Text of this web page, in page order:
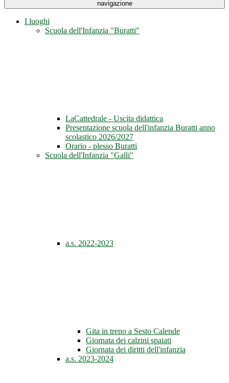
navigazione
I luoghi
Scuola dell'Infanzia "Buratti"
LaCattedrale - Uscita didattica
Presentazione scuola dell'infanzia Buratti anno
scolastico 2026/2027
Orario - plesso Buratti
Scuola dell'Infanzia "Galli"
a.s. 2022-2023
Gita in treno a Sesto Calende
Giornata dei calzini spaiati
Giornata dei diritti dell'infanzia
a.s. 2023-2024